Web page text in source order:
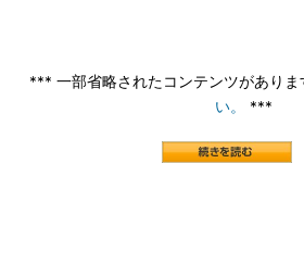
*** 一部省略されたコンテンツがありま
い。
***